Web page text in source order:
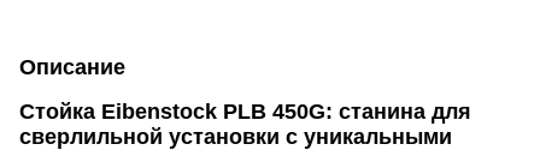
Описание
Стойка Eibenstock PLB 450G: станина для
сверлильной установки с уникальными